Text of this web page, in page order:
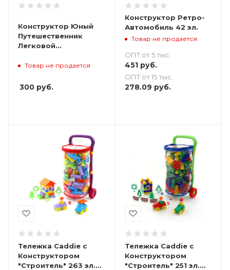
Конструктор Юный
Путешественник
Легковой
Товар не продается
300 руб.
Конструктор Ретро-
Автомобиль 42 эл.
Товар не продается
ОПТ от 5 тыс.
451руб.
ОПТ от 15 тыс.
278.09 руб.
Тележка Caddie с
Конструктором
"Строитель" 263 эл.
Тележка Caddie с
Конструктором
"Строитель" 251 эл.